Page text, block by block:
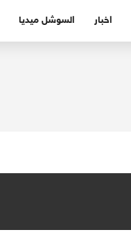
اخبار السوشل ميديا